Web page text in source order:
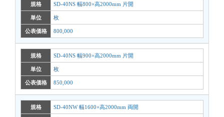
規格 SD-40NS 幅800×高2000mm 片開
単位 枚
公表価格 800,000
規格 SD-40NS 幅900×高2000mm 片開
単位 枚
公表価格 850,000
規格 SD-40NW 幅1600×高2000mm 両開